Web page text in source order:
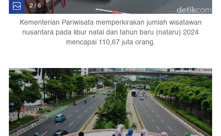
2 / 6
Kementerian Pariwisata memperkirakan jumlah wisatawan
nusantara pada libur natal dan tahun baru (nataru) 2024
mencapai 110,67 juta orang.